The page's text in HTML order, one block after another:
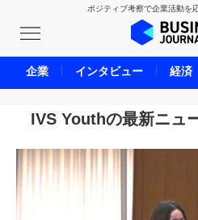
ポジティブ考察で企業活動を
BUSINESS
UNICORN
CARBON
ENERGY
LIFE ENDING
IVS Youthの最新ニュ
企業 インタビュー 経済